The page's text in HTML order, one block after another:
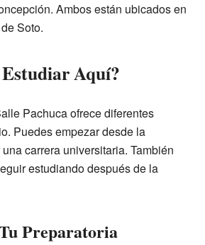
Ambos están ubicados en
Soto.
Estudiar Aquí?
Pachuca ofrece diferentes
Puedes empezar desde la
carrera universitaria. También
estudiando después de la
Preparatoria